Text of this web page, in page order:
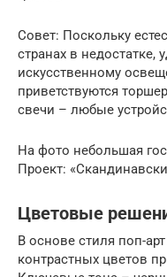
Совет: Поскольку
странах в недостатке,
искусственному
приветствуются
свечи – любые
На фото небольшая
Проект:
Цветовые
В основе стиля поп-
контрастных цветов